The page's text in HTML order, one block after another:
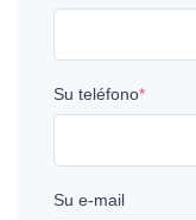
Su teléfono*
Su e-mail